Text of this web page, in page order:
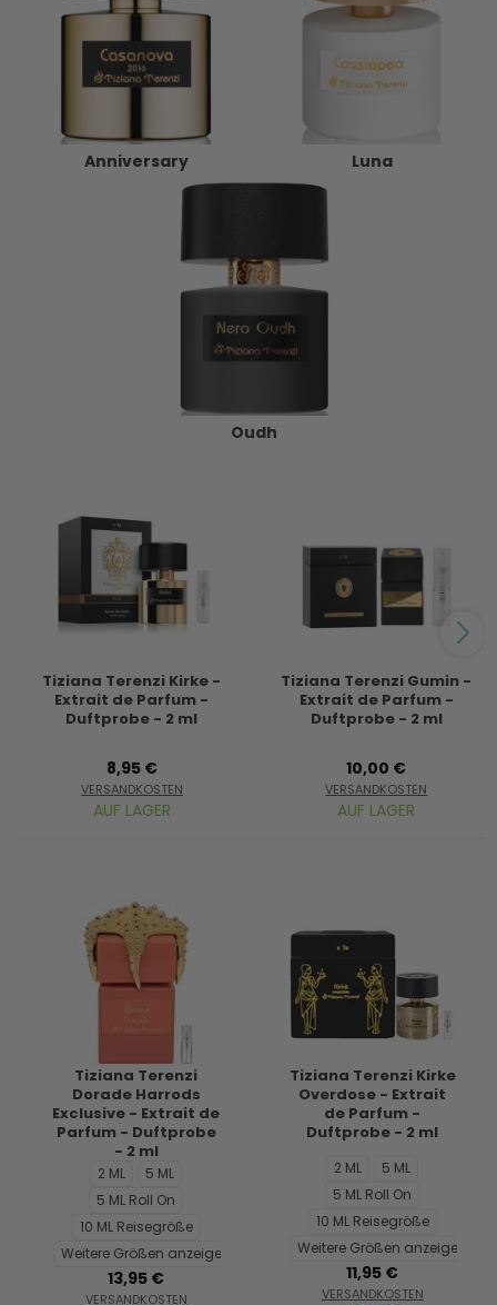
Anniversary Luna
Oudh
Tiziana Terenzi Kirke -
Extrait de Parfum -
Duftprobe - 2 ml
8,95 €
VERSANDKOSTEN
AUF LAGER
Tiziana Terenzi Gumin -
Extrait de Parfum -
Duftprobe - 2 ml
10,00 €
VERSANDKOSTEN
AUF LAGER
Tiziana Terenzi
Dorade Harrods
Exclusive - Extrait de
Parfum - Duftprobe
- 2 ml
2 ML
5 ML
5 ML Roll On
10 ML Reisegröße
Weitere Größen anzeigen...
13,95 €
VERSANDKOSTEN
Tiziana Terenzi Kirke
Overdose - Extrait
de Parfum -
Duftprobe - 2 ml
2 ML
5 ML
5 ML Roll On
10 ML Reisegröße
Weitere Größen anzeigen...
11,95 €
VERSANDKOSTEN